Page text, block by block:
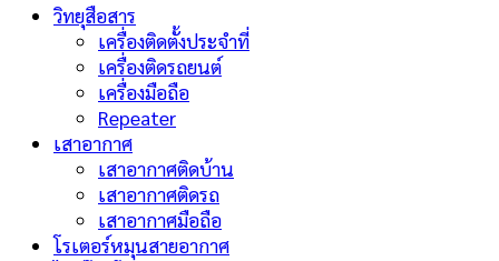
วิทยุสือสาร
เครื่องติดตั้งประจำที่
เครื่องติดรถยนต์
เครื่องมือถือ
Repeater
เสาอากาศ
เสาอากาศติดบ้าน
เสาอากาศติดรถ
เสาอากาศมือถือ
โรเตอร์หมุนสายอากาศ